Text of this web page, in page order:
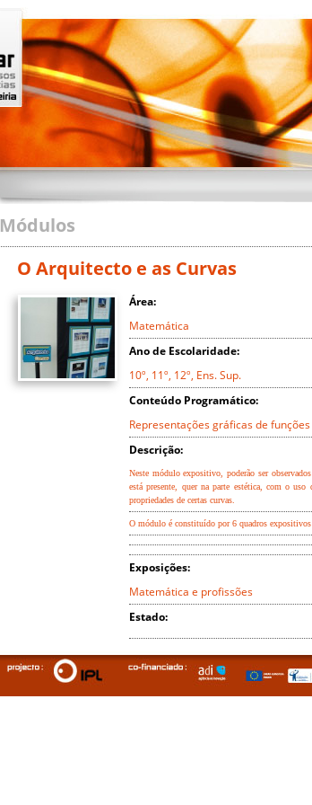
Módulos
O Arquitecto e as Curvas
Área:
Matemática
Ano de Escolaridade:
10º, 11º, 12º, Ens. Sup.
Conteúdo Programático:
Representações gráficas de
Descrição:
Neste módulo expositivo, poderão ser
está presente, quer na parte estética, com o
propriedades de certas curvas.
O módulo é constituído por 6 quadros expositivos
Exposições:
Matemática e profissões
Estado: